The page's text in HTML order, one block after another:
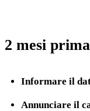
2 mesi prima
Informare il
Annunciare il